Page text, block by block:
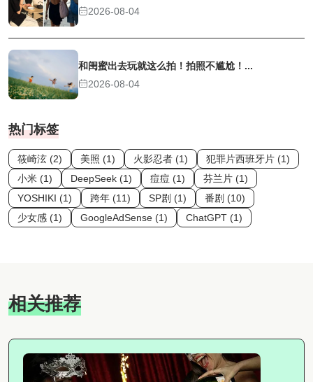
2026-08-04
和闺蜜出去玩就这么拍！拍照不尴尬！...
2026-08-04
热门标签
筱崎泫 (2) 美照 (1) 火影忍者 (1)
犯罪片西班牙片 (1)
小米 (1)
DeepSeek (1) 痘痘 (1)
芬兰片 (1)
YOSHIKI (1)
跨年 (11) SP剧 (1)
番剧 (10)
少女感 (1)
GoogleAdSense (1) ChatGPT (1)
相关推荐